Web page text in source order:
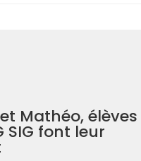
Mathéo, élèves
SIG font leur